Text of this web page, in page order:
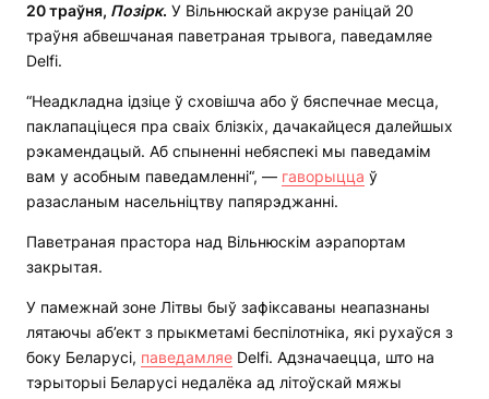
20траўня, Позірк. У Вільнюскай акрузе раніцай 20
траўня абвешчаная паветраная трывога, паведамляе
Delfi.
“Неадкладна ідзіце ў сховішча або ў бяспечнае месца,
паклапаціцеся пра сваіх блізкіх, дачакайцеся далейшых
рэкамендацый. Аб спыненні небяспекі мы паведамім
вам у асобным паведамленні“, — гаворыцца ў
разасланым насельніцтву папярэджанні.
Паветраная прастора над Вільнюскім аэрапортам
закрытая.
У памежнай зоне Літвы быў зафіксаваны неапазнаны
лятаючы аб’ект з прыкметамі беспілотніка, які рухаўся з
боку Беларусі, паведамляе Delfi. Адзначаецца, што на
тэрыторыі Беларусі недалёка ад літоўскай мяжы